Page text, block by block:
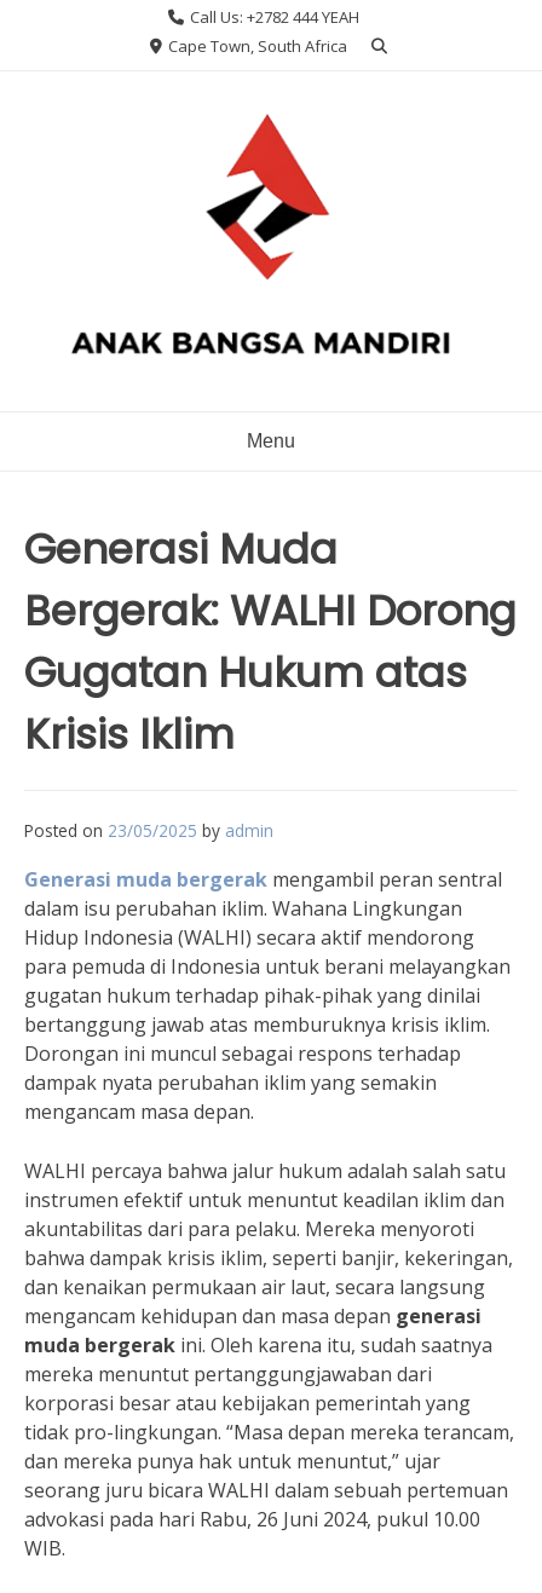
Call Us: +2782 444 YEAH
Cape Town, South Africa
Menu
Generasi Muda
Bergerak: WALHI Dorong
Gugatan Hukum atas
Krisis Iklim
Posted on 23/05/2025 by admin
Generasi muda bergerak mengambil peran sentral
dalam isu perubahan iklim. Wahana Lingkungan
Hidup Indonesia (WALHI) secara aktif mendorong
para pemuda di Indonesia untuk berani melayangkan
gugatan hukum terhadap pihak-pihak yang dinilai
bertanggung jawab atas memburuknya krisis iklim.
Dorongan ini muncul sebagai respons terhadap
dampak nyata perubahan iklim yang semakin
mengancam masa depan.
WALHI percaya bahwa jalur hukum adalah salah satu
instrumen efektif untuk menuntut keadilan iklim dan
akuntabilitas dari para pelaku. Mereka menyoroti
bahwa dampak krisis iklim, seperti banjir, kekeringan,
dan kenaikan permukaan air laut, secara langsung
mengancam kehidupan dan masa depan generasi
muda bergerak ini. Oleh karena itu, sudah saatnya
mereka menuntut pertanggungjawaban dari
korporasi besar atau kebijakan pemerintah yang
tidak pro-lingkungan. “Masa depan mereka terancam,
dan mereka punya hak untuk menuntut,” ujar
seorang juru bicara WALHI dalam sebuah pertemuan
advokasi pada hari Rabu, 26 Juni 2024, pukul 10.00
WIB.